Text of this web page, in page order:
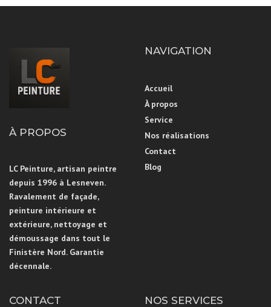
À PROPOS
LC Peinture, artisan peintre
depuis 1996 à Lesneven.
Ravalement de façade,
peinture intérieure et
extérieure, nettoyage et
démoussage dans tout le
Finistère Nord. Garantie
décennale.
NAVIGATION
Accueil
À propos
Service
Nos réalisations
Contact
Blog
CONTACT NOS SERVICES